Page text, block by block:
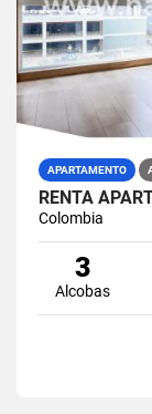
APARTAMENTO
RENTA
Colombia
3
Alcobas